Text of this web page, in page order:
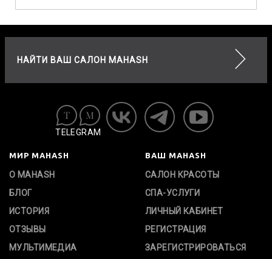
НАЙТИ ВАШ САЛОН MAHASH
TELEGRAM
МИР MAHASH
О MAHASH
БЛОГ
ИСТОРИЯ
ОТЗЫВЫ
МУЛЬТИМЕДИА
ВАШ MAHASH
САЛОН КРАСОТЫ
СПА-УСЛУГИ
ЛИЧНЫЙ КАБИНЕТ
РЕГИСТРАЦИЯ
ЗАРЕГИСТРИРОВАТЬСЯ